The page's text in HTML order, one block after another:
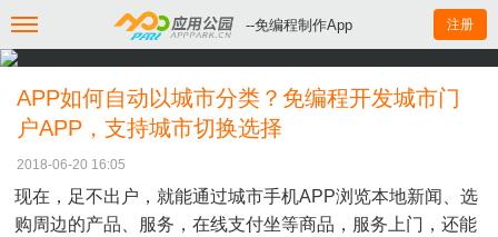
--免编程制作App 注册
APP如何自动以城市分类？免编程开发城市门
户APP，支持城市切换选择
2018-06-20 16:05
现在，足不出户，就能通过城市手机APP浏览本地新闻、选
购周边的产品、服务，在线支付坐等商品，服务上门，还能